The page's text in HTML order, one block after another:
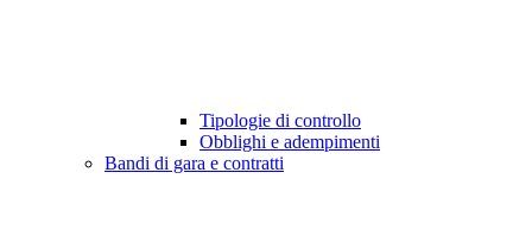
Tipologie di controllo
Obblighi e adempimenti
Bandi di gara e contratti